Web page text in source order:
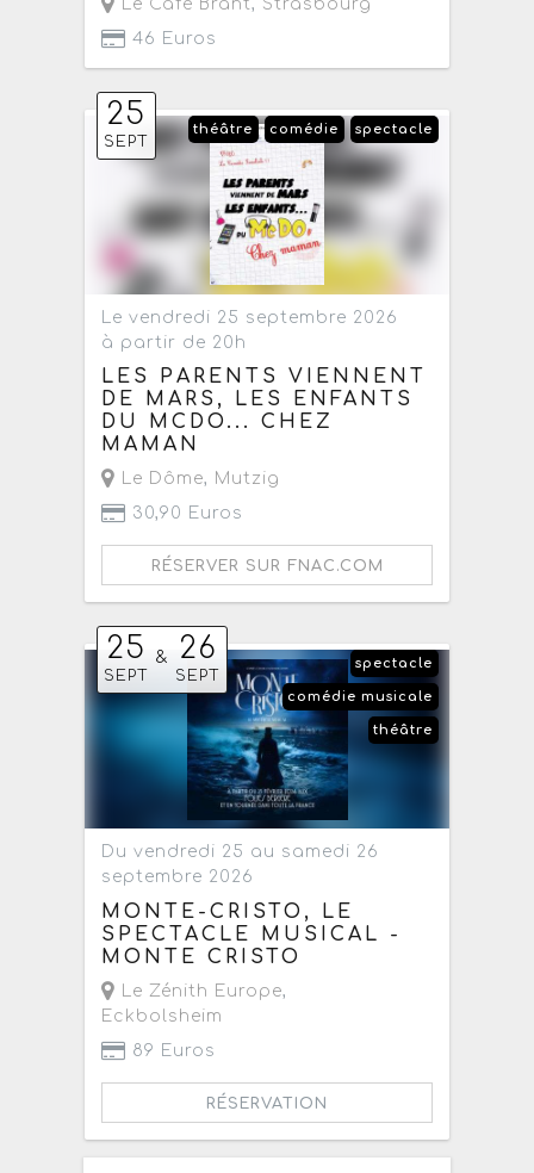
Le Café Brant, Strasbourg
46 Euros
25
SEPT
spectacle
comédie
théâtre
Le vendredi 25 septembre 2026
à partir de 20h
LES PARENTS VIENNENT
DE MARS, LES ENFANTS
DU MCDO... CHEZ
MAMAN
Le Dôme, Mutzig
30,90 Euros
RÉSERVER SUR FNAC.COM
25
SEPT
& 26
SEPT
spectacle
comédie musicale
théâtre
Du vendredi 25 au samedi 26
septembre 2026
MONTE-CRISTO, LE
SPECTACLE MUSICAL -
MONTE CRISTO
Le Zénith Europe,
Eckbolsheim
89 Euros
RÉSERVATION